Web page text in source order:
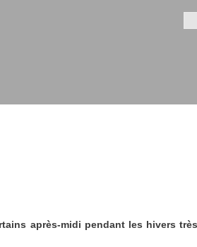
après-midi pendant les hivers très